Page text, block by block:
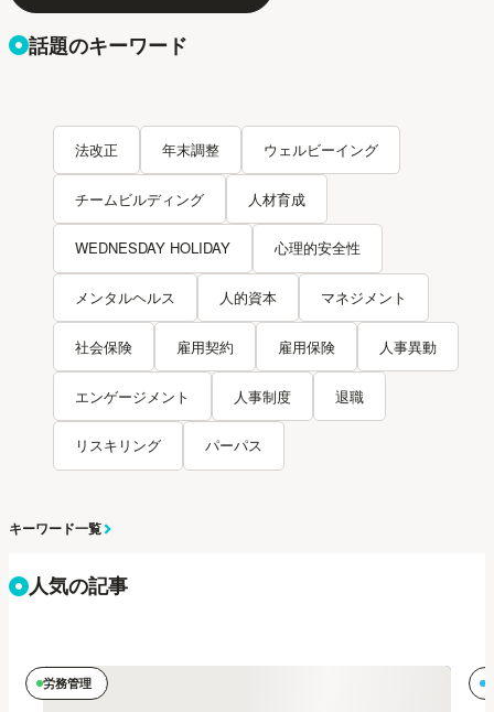
話題のキーワード
法改正 年末調整 ウェルビーイング
チームビルディング 人材育成
WEDNESDAY HOLIDAY 心理的安全性
メンタルヘルス 人的資本 マネジメント
社会保険 雇用契約 雇用保険 人事異動
エンゲージメント 人事制度 退職
リスキリング パーパス
キーワード一覧
人気の記事
労務管理